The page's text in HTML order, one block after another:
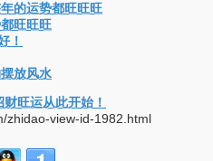
的运势都旺旺旺
旺旺旺
！
放风水
旺运从此开始！
zhidao-view-id-1982.html